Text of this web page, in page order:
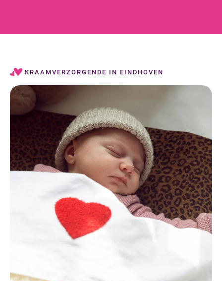
KRAAMVERZORGENDE IN EINDHOVEN